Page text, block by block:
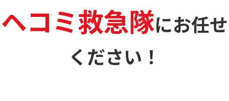
ヘコミ救急隊にお任せ
ください！